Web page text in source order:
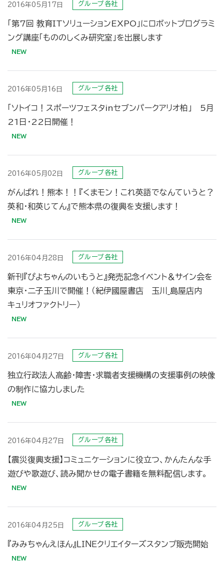
2016年05月17日 グループ各社
「第7回 教育ITソリューションEXPO」にロボットプログラミ
ング講座「もののしくみ研究室」を出展します
2016年05月16日 グループ各社
「ソトイコ！スポーツフェスタinセブンパークアリオ柏」 5月
21日・22日開催！
2016年05月02日 グループ各社
がんばれ！熊本！！『くまモン！これ英語でなんていうと？
英和・和英じてん』で熊本県の復興を支援します！
2016年04月28日 グループ各社
新刊『ぴよちゃんのいもうと』発売記念イベント＆サイン会を
東京・二子玉川で開催！（紀伊國屋書店 玉川_島屋店内
キュリオファクトリー）
2016年04月27日 グループ各社
独立行政法人高齢・障害・求職者支援機構の支援事例の映像
の制作に協力しました
2016年04月27日 グループ各社
【震災復興支援】コミュニケーションに役立つ、かんたんな手
遊びや歌遊び、読み聞かせの電子書籍を無料配信します。
2016年04月25日 グループ各社
『みみちゃんえほん』ＬＩＮＥクリエイターズスタンプ販売開始